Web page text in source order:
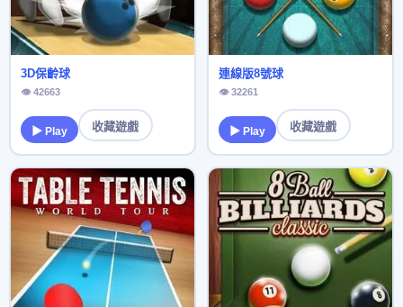
3D保齡球
👁 42663
▶ Play 收藏遊戲
連線版8號球
👁 32261
▶ Play 收藏遊戲